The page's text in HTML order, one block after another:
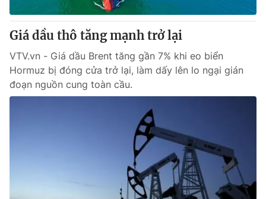
Giá dầu thô tăng mạnh trở lại
VTV.vn - Giá dầu Brent tăng gần 7% khi eo biển
Hormuz bị đóng cửa trở lại, làm dấy lên lo ngại gián
đoạn nguồn cung toàn cầu.